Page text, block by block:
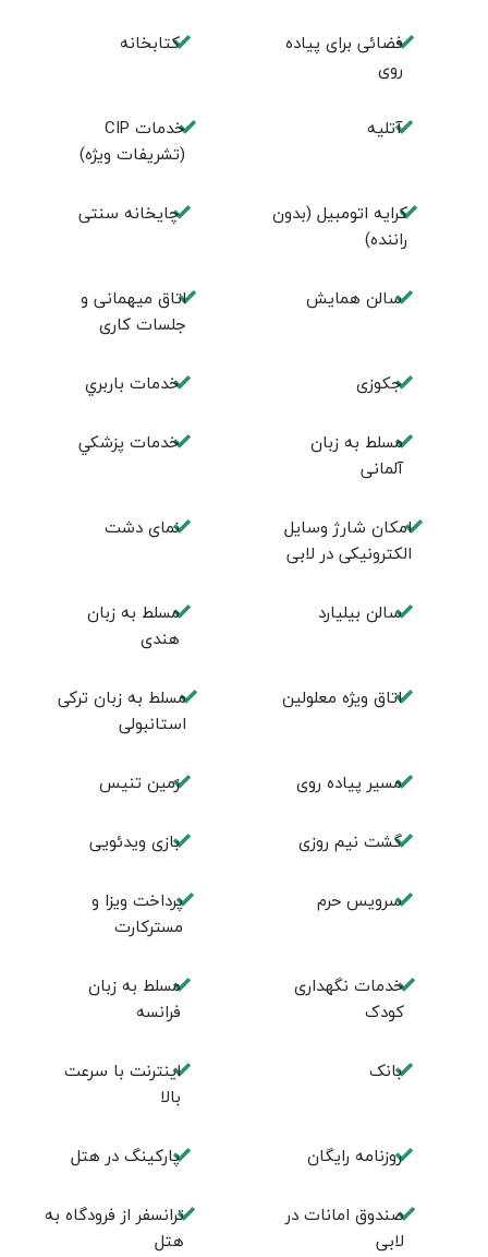
فضائی برای پياده
روی
كتابخانه
آتلیه
خدمات CIP
(تشریفات ویژه)
کرایه اتومبیل (بدون
راننده)
چايخانه سنتی
سالن همايش
اتاق ميهمانی و
جلسات كاری
جكوزی خدمات باربري
مسلط به زبان
آلمانی
خدمات پزشكي
امكان شارژ وسايل
الكترونيكی در لابی
نمای دشت
سالن بيليارد
مسلط به زبان
هندی
اتاق ويژه معلولين
مسلط به زبان ترکی
استانبولی
مسير پياده روی زمين تنيس
گشت نیم روزی بازی ویدئویی
سرویس حرم
پرداخت ویزا و
مسترکارت
خدمات نگهداری
کودک
مسلط به زبان
فرانسه
بانک
اینترنت با سرعت
بالا
روزنامه رایگان پارکینگ در هتل
صندوق امانات در
لابی
ترانسفر از فرودگاه به
هتل